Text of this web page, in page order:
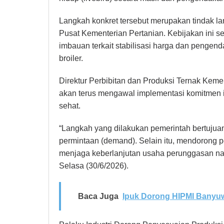
Langkah konkret tersebut merupakan tindak
Pusat Kementerian Pertanian. Kebijakan ini
imbauan terkait stabilisasi harga dan
broiler.
Direktur Perbibitan dan Produksi Ternak
akan terus mengawal implementasi
sehat.
“Langkah yang dilakukan pemerintah
permintaan (demand). Selain itu, mendorong
menjaga keberlanjutan usaha perunggasan
Selasa (30/6/2026).
Baca Juga Ipuk Dorong HIPMI